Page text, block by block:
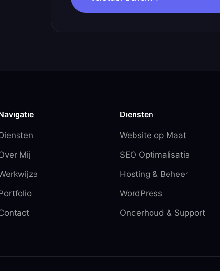
Mij
Diensten
Website op Maat
SEO Optimalisatie
Hosting & Beheer
WordPress
Onderhoud & Support